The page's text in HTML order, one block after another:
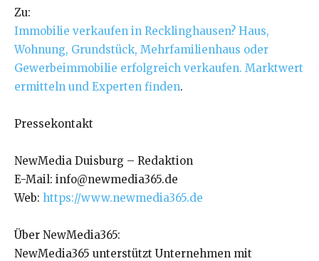
Zu:
Immobilie verkaufen in Recklinghausen? Haus,
Wohnung, Grundstück, Mehrfamilienhaus oder
Gewerbeimmobilie erfolgreich verkaufen. Marktwert
ermitteln und Experten finden.
Pressekontakt
NewMedia Duisburg – Redaktion
E-Mail: info@newmedia365.de
Web: https://www.newmedia365.de
Über NewMedia365:
NewMedia365 unterstützt Unternehmen mit